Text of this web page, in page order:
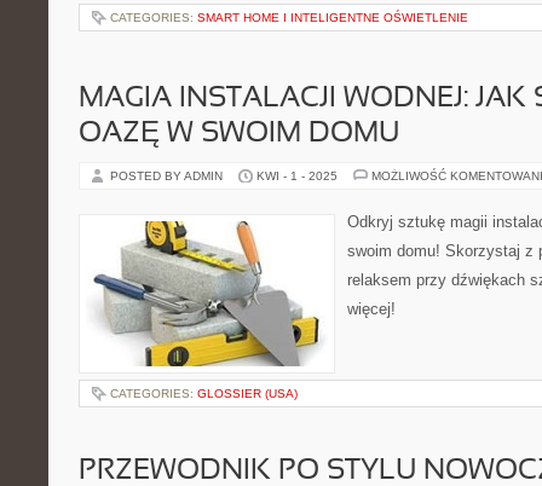
CATEGORIES: SMART HOME I INTELIGENTNE OŚWIETLENIE
MAGIA INSTALACJI WODNEJ: JAK
OAZĘ W SWOIM DOMU
POSTED BY ADMIN KWI - 1 - 2025 MOŻLIWOŚĆ
Odkryj sztukę magii
swoim domu! Skorzystaj z
relaksem przy dźwiękach
więcej!
CATEGORIES: GLOSSIER (USA)
PRZEWODNIK PO STYLU